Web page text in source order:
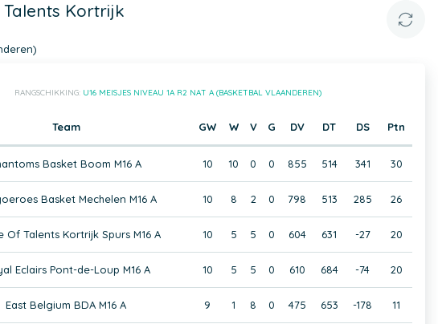
Talents Kortrijk
RANGSCHIKKING: U16 MEISJES NIVEAU 1A R2 NAT A (BASKETBAL VLAANDEREN)
Team GW W V G DV DT DS Ptn
Basket Boom M16 A 10 10 0 0 855 514 341 30
Basket Mechelen M16 A 10 8 2 0 798 513 285 26
Of Talents Kortrijk Spurs M16 A 10 5 5 0 604 631 -27 20
Eclairs Pont-de-Loup M16 A 10 5 5 0 610 684 -74 20
East Belgium BDA M16 A 9 1 8 0 475 653 -178 11